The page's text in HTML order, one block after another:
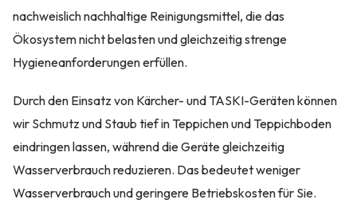
nachweislich nachhaltige Reinigungsmittel, die das
Ökosystem nicht belasten und gleichzeitig strenge
Hygieneanforderungen erfüllen.
Durch den Einsatz von Kärcher- und TASKI-Geräten können
wir Schmutz und Staub tief in Teppichen und Teppichboden
eindringen lassen, während die Geräte gleichzeitig
Wasserverbrauch reduzieren. Das bedeutet weniger
Wasserverbrauch und geringere Betriebskosten für Sie.